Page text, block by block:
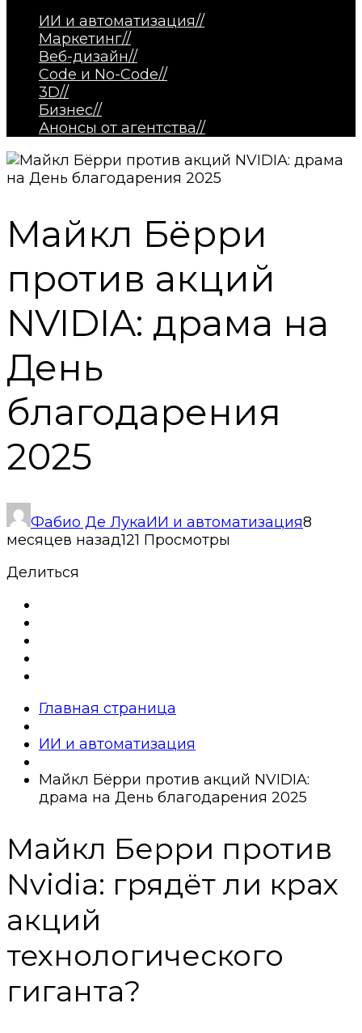
ИИ и автоматизация//
Маркетинг//
Веб-дизайн//
Code и No-Code//
3D//
Бизнес//
Анонсы от агентства//
Майкл Бёрри
против акций
NVIDIA: драма на
День
благодарения
2025
Фабио Де ЛукаИИ и автоматизация8
месяцев назад121 Просмотры
Делиться
Главная страница
ИИ и автоматизация
Майкл Бёрри против акций NVIDIA:
драма на День благодарения 2025
Майкл Берри против
Nvidia: грядёт ли крах
акций
технологического
гиганта?